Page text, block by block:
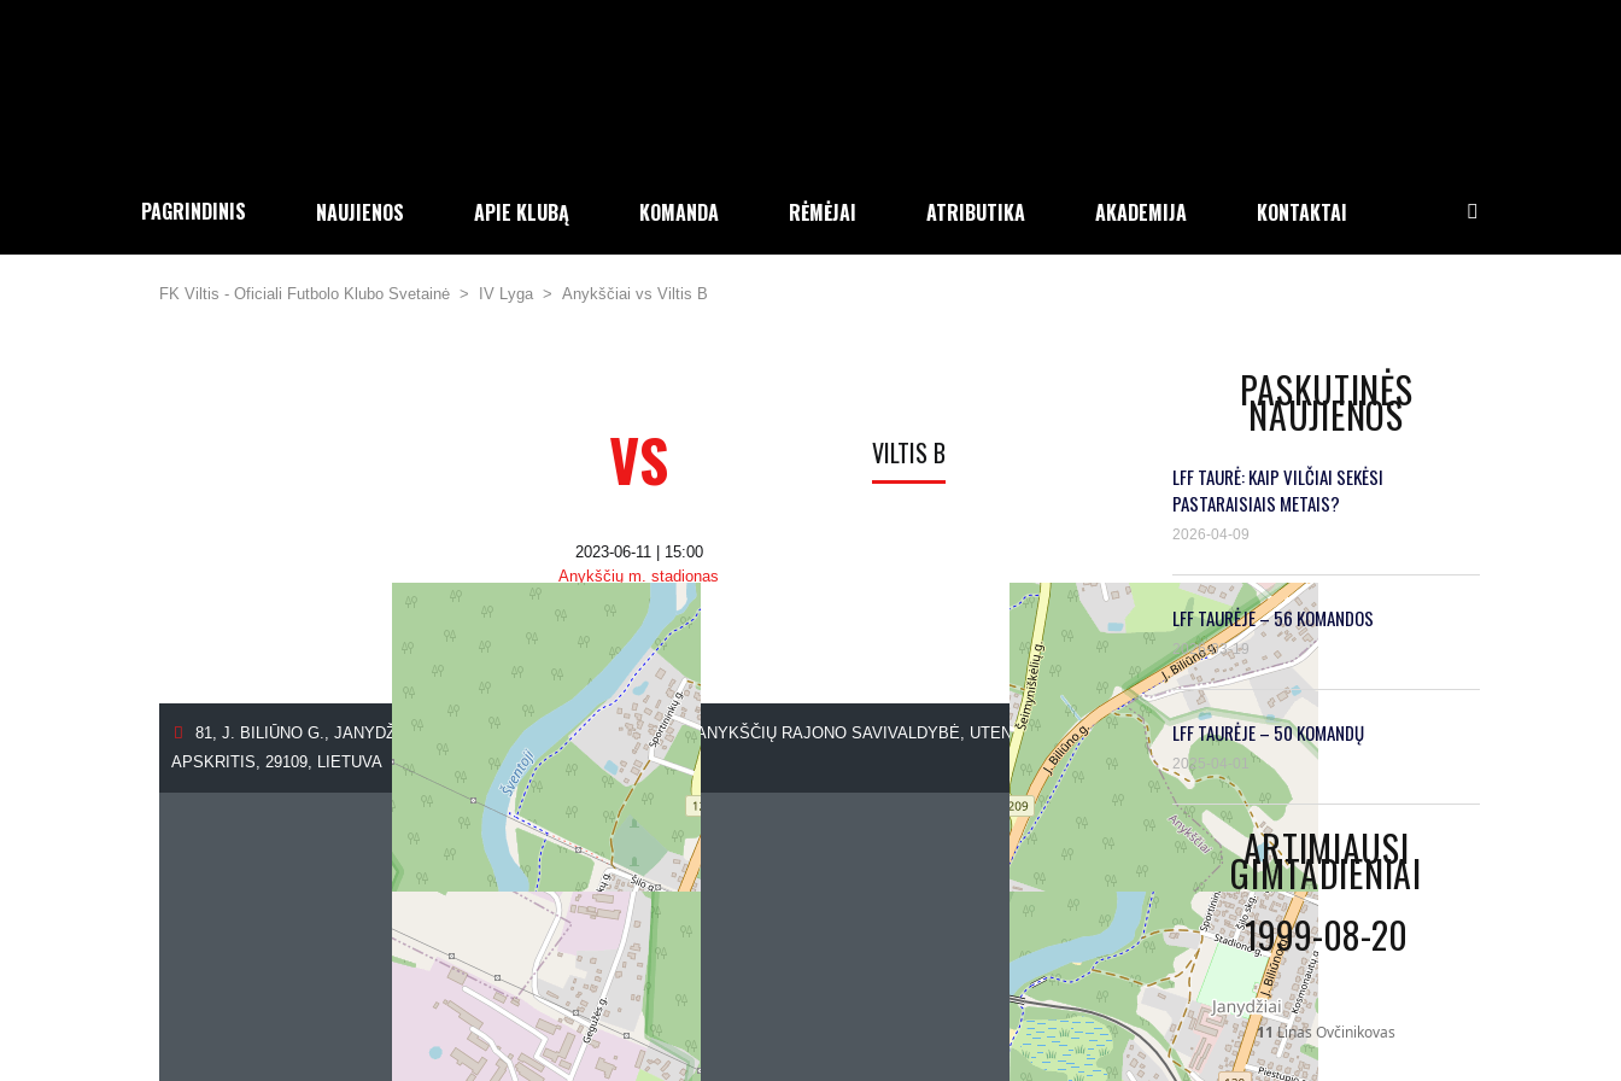
PAGRINDINIS NAUJIENOS APIE KLUBĄ KOMANDA RĖMĖJAI ATRIBUTIKA AKADEMIJA KONTAKTAI
FK Viltis - Oficiali Futbolo Klubo Svetainė > IV Lyga > Anykščiai vs Viltis B
VS VILTIS B
2023-06-11 | 15:00
Anykščių m. stadionas
VENUE
81, J. BILIŪNO G., JANYDŽIAI, ANYKŠČIAI, ANYKŠČIŲ SENIŪNIJA, ANYKŠČIŲ RAJONO SAVIVALDYBĖ, UTENOS
APSKRITIS, 29109, LIETUVA
PASKUTINĖS
NAUJIENOS
2026-04-09
LFF TAURĖ: KAIP VILČIAI SEKĖSI
PASTARAISIAIS METAIS?
2026-03-19
LFF TAURĖJE – 56 KOMANDOS
2025-04-01
LFF TAURĖJE – 50 KOMANDŲ
ARTIMIAUSI
GIMTADIENIAI
1999-08-20
11 Linas Ovčinikovas